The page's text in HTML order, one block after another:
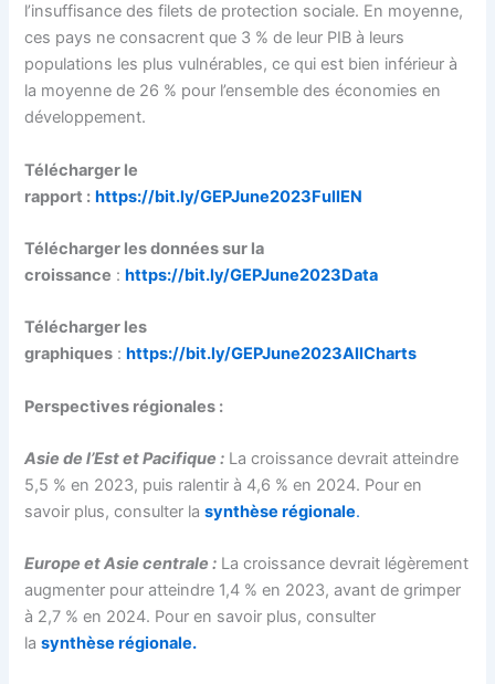
l’insuffisance des filets de protection sociale. En moyenne,
ces pays ne consacrent que 3 % de leur PIB à leurs
populations les plus vulnérables, ce qui est bien inférieur à
la moyenne de 26 % pour l’ensemble des économies en
développement.
Télécharger le
rapport : https://bit.ly/GEPJune2023FullEN
Télécharger les données sur la
croissance :https://bit.ly/GEPJune2023Data
Télécharger les
graphiques :https://bit.ly/GEPJune2023AllCharts
Perspectives régionales :
Asie de l’Est et Pacifique : La croissance devrait atteindre
5,5 % en 2023, puis ralentir à 4,6 % en 2024. Pour en
savoir plus, consulter lasynthèse régionale.
Europe et Asie centrale : La croissance devrait légèrement
augmenter pour atteindre 1,4 % en 2023, avant de grimper
à 2,7 % en 2024. Pour en savoir plus, consulter
lasynthèse régionale.